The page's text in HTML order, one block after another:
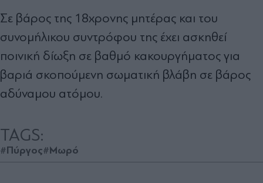
Σε βάρος της 18χρονης μητέρας και του
συνομήλικου συντρόφου της έχει ασκηθεί
ποινική δίωξη σε βαθμό κακουργήματος για
βαριά σκοπούμενη σωματική βλάβη σε βάρος
αδύναμου ατόμου.
TAGS:
#Πύργος#Μωρό